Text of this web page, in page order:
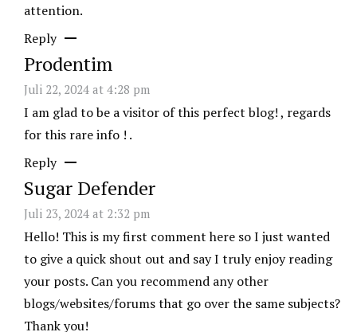
attention.
Reply
Prodentim
Juli 22, 2024 at 4:28 pm
I am glad to be a visitor of this perfect blog! , regards
for this rare info ! .
Reply
Sugar Defender
Juli 23, 2024 at 2:32 pm
Hello! This is my first comment here so I just wanted
to give a quick shout out and say I truly enjoy reading
your posts. Can you recommend any other
blogs/websites/forums that go over the same subjects?
Thank you!